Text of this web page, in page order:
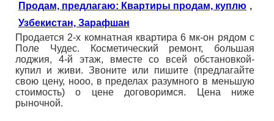
Продам, предлагаю: Квартиры продам, куплю ,
Узбекистан, Зарафшан
Продается 2-х комнатная квартира 6 мк-он рядом с
Поле Чудес. Косметический ремонт, большая
лоджия, 4-й этаж, вместе со всей обстановкой-
купил и живи. Звоните или пишите (предлагайте
свою цену, нооо, в пределах разумного в меньшую
стоимость) о цене договоримся. Цена ниже
рыночной.